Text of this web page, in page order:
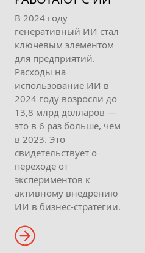
В 2024 году
генеративный ИИ стал
ключевым элементом
для предприятий.
Расходы на
использование ИИ в
2024 году возросли до
13,8 млрд долларов —
это в 6 раз больше, чем
в 2023. Это
свидетельствует о
переходе от
экспериментов к
активному внедрению
ИИ в бизнес-стратегии.